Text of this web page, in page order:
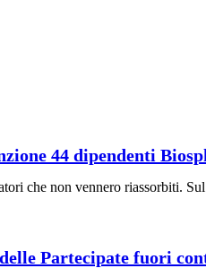
44 dipendenti
che non vennero riassorbiti.
Partecipate fuori